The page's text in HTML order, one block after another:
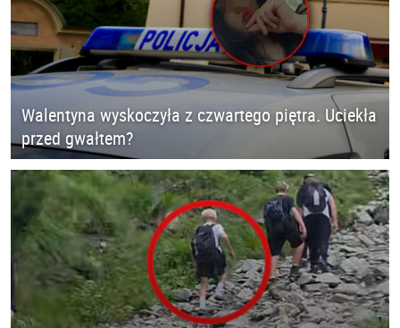
Walentyna wyskoczyła z czwartego piętra. Uciekła
przed gwałtem?